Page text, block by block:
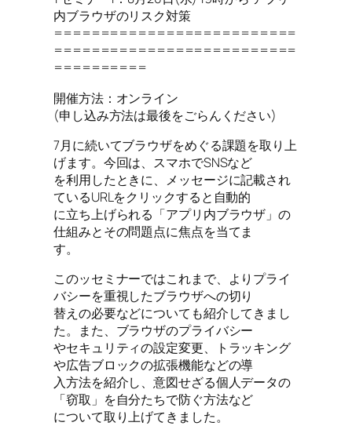
内ブラウザのリスク対策
==========================
==========================
==========
開催方法：オンライン
(申し込み方法は最後をごらんください)
7月に続いてブラウザをめぐる課題を取り上
げます。今回は、スマホでSNSなど
を利用したときに、メッセージに記載され
ているURLをクリックすると自動的
に立ち上げられる「アプリ内ブラウザ」の
仕組みとその問題点に焦点を当てま
す。
このッセミナーではこれまで、よりプライ
バシーを重視したブラウザへの切り
替えの必要などについても紹介してきまし
た。また、ブラウザのプライバシー
やセキュリティの設定変更、トラッキング
や広告ブロックの拡張機能などの導
入方法を紹介し、意図せざる個人データの
「窃取」を自分たちで防ぐ方法など
について取り上げてきました。